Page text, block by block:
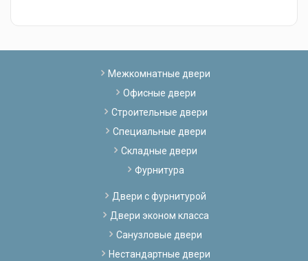
Межкомнатные двери
Офисные двери
Строительные двери
Специальные двери
Складные двери
Фурнитура
Двери с фурнитурой
Двери эконом класса
Санузловые двери
Нестандартные двери